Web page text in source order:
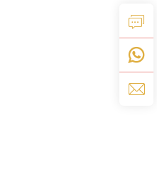
frekvenser Anti-UAV RF-
radio-störare blocker